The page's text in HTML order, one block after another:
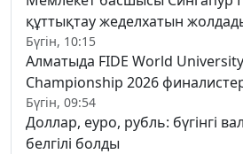
құттықтау жеделхатын
Бүгін, 10:15
Алматыда FIDE World
Championship 2026
Бүгін, 09:54
Доллар, еуро, рубль: бүгінгі
белгілі болды